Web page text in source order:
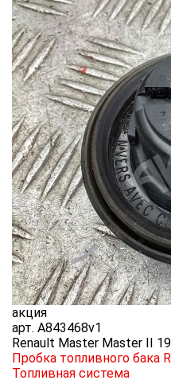
акция
арт. A843468v1
Renault Master Master II
Пробка топливного бака
Топливная система